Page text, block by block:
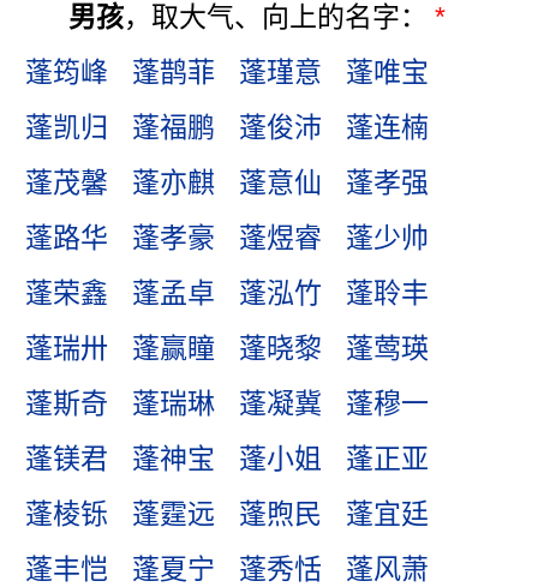
男孩，取大气、向上的名字：*
蓬筠峰
蓬鹊菲 蓬瑾意
蓬唯宝
蓬凯归
蓬福鹏 蓬俊沛
蓬连楠
蓬茂馨
蓬亦麒 蓬意仙
蓬孝强
蓬路华
蓬孝豪 蓬煜睿
蓬少帅
蓬荣鑫
蓬孟卓 蓬泓竹
蓬聆丰
蓬瑞卅
蓬赢瞳 蓬晓黎
蓬莺瑛
蓬斯奇
蓬瑞琳 蓬凝冀
蓬穆一
蓬镁君
蓬神宝 蓬小姐
蓬正亚
蓬棱铄
蓬霆远 蓬煦民
蓬宜廷
蓬丰恺
蓬夏宁 蓬秀恬
蓬风萧